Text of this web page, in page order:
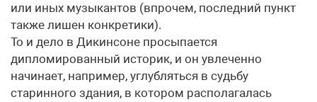
или иных музыкантов (впрочем, последний пункт
также лишен конкретики).
То и дело в Дикинсоне просыпается
дипломированный историк, и он увлеченно
начинает, например, углубляться в судьбу
старинного здания, в котором располагалась